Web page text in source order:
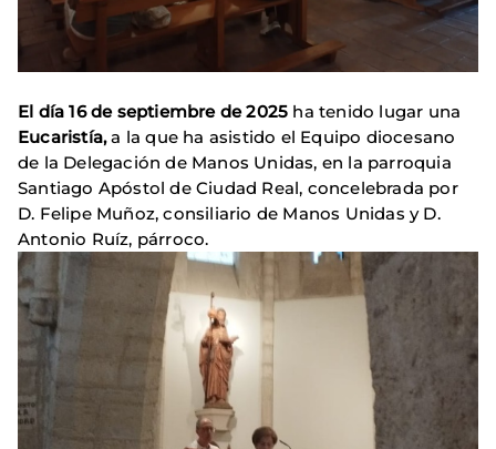
El día 16 de septiembre de 2025 ha tenido lugar una
Eucaristía,a la que ha asistido el Equipo diocesano
de la Delegación de Manos Unidas, en la parroquia
Santiago Apóstol de Ciudad Real, concelebrada por
D. Felipe Muñoz, consiliario de Manos Unidas y D.
Antonio Ruíz, párroco.